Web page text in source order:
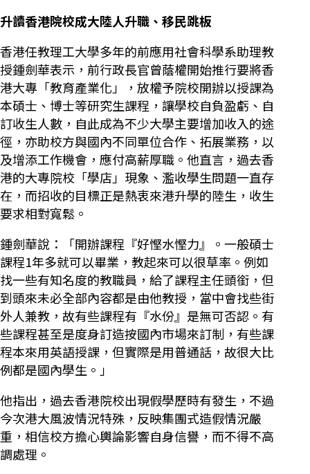
升讀香港院校成大陸人升職、移民跳板
香港任教理工大學多年的前應用社會科學系助理教
授鍾劍華表示，前行政長官曾蔭權開始推行要將香
港大專「教育產業化」，放權予院校開辦以授課為
本碩士、博士等研究生課程，讓學校自負盈虧、自
訂收生人數，自此成為不少大學主要增加收入的途
徑，亦助校方與國內不同單位合作、拓展業務，以
及增添工作機會，應付高薪厚職。他直言，過去香
港的大專院校「學店」現象、濫收學生問題一直存
在，而招收的目標正是熱衷來港升學的陸生，收生
要求相對寬鬆。
鍾劍華說：「開辦課程『好慳水慳力』。一般碩士
課程1年多就可以畢業，教起來可以很草率。例如
找一些有知名度的教職員，給了課程主任頭銜，但
到頭來未必全部內容都是由他教授，當中會找些街
外人兼教，故有些課程有『水份』是無可否認。有
些課程甚至是度身訂造按國內市場來訂制，有些課
程本來用英語授課，但實際是用普通話，故很大比
例都是國內學生。」
他指出，過去香港院校出現假學歷時有發生，不過
今次港大風波情況特殊，反映集團式造假情況嚴
重，相信校方擔心輿論影響自身信譽，而不得不高
調處理。